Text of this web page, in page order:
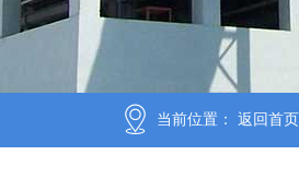
当前位置： 返回首页